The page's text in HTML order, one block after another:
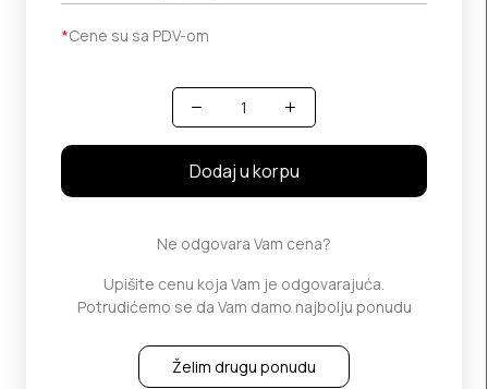
*Cene su sa PDV-om
Količina
Dodaj u korpu
Ne odgovara Vam cena?
Upišite cenu koja Vam je odgovarajuća.
Potrudićemo se da Vam damo najbolju ponudu
Želim drugu ponudu